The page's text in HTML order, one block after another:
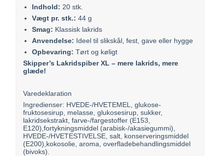
Indhold: 20 stk.
Vægt pr. stk.: 44 g
Smag: Klassisk lakrids
Anvendelse: Ideel til slikskål, fest, gave eller hygge
Opbevaring: Tørt og køligt
Skipper’s Lakridspiber XL – mere lakrids, mere
glæde!
Varedeklaration
Ingredienser: HVEDE-/HVETEMEL, glukose-
fruktosesirup, melasse, glukosesirup, sukker,
lakridsekstrakt, farve-/fargestoffer (E153,
E120),fortykningsmiddel (arabisk-/akasiegummi),
HVEDE-/HVETESTIVELSE, salt, konserveringsmiddel
(E200),kokosolie, aroma, overfladebehandlingsmiddel
(bivoks).